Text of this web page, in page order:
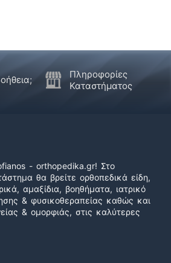
Πληροφορίες
Καταστήματος
- orthopedika.gr! Στο
θα βρείτε ορθοπεδικά είδη,
αμαξίδια, βοηθήματα, ιατρικό
& φυσικοθεραπείας καθώς και
& ομορφιάς, στις καλύτερες